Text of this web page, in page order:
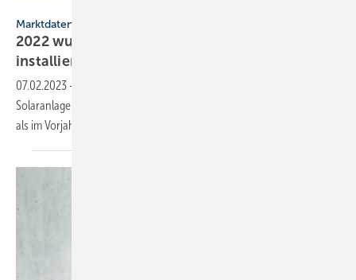
Marktdaten
2022 wurden 12 % mehr Solarheizungen
installiert
07.02.2023 -
Solaranlagen zur Heizungsunterstützung und Trinkwassererwärmung
als im Vorjahr installiert